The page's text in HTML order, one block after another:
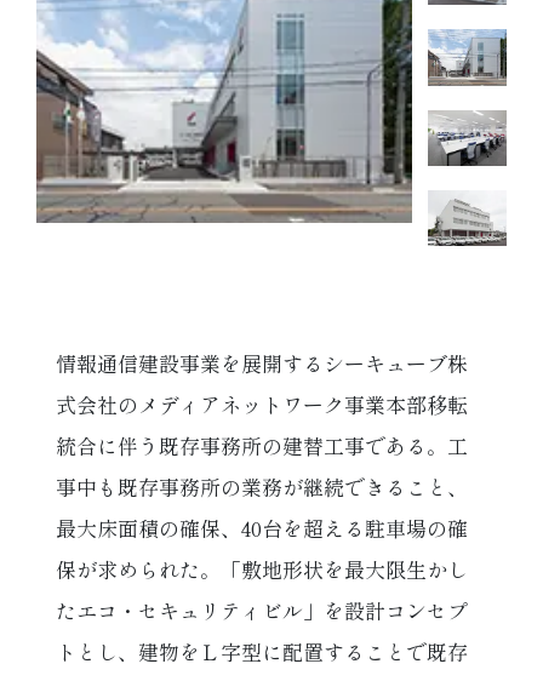
情報通信建設事業を展開するシーキューブ株
式会社のメディアネットワーク事業本部移転
統合に伴う既存事務所の建替工事である。工
事中も既存事務所の業務が継続できること、
最大床面積の確保、40台を超える駐車場の確
保が求められた。「敷地形状を最大限生かし
たエコ・セキュリティビル」を設計コンセプ
トとし、建物をＬ字型に配置することで既存